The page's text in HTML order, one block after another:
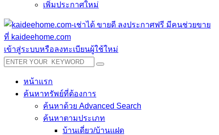
เพิ่มประกาศใหม่
เข้าสู่ระบบหรือลงทะเบียนผู้ใช้ใหม่
หน้าแรก
ค้นหาทรัพย์ที่ต้องการ
ค้นหาด้วย Advanced Search
ค้นหาตามประเภท
บ้านเดี่ยว/บ้านแฝด